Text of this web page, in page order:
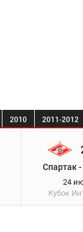
2010 2011-2012
Спартак
24
Кубок